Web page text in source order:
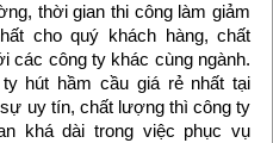
thời gian thi công làm giảm
cho quý khách hàng, chất
các công ty khác cùng ngành.
hút hầm cầu giá rẻ nhất tại
uy tín, chất lượng thì công ty
khá dài trong việc phục vụ